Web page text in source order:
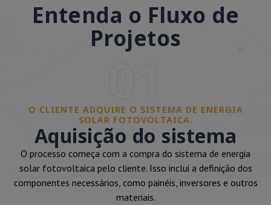
Entenda o Fluxo de
Projetos
O CLIENTE ADQUIRE O SISTEMA DE ENERGIA
SOLAR FOTOVOLTAICA.
Aquisição do sistema
O processo começa com a compra do sistema de energia
solar fotovoltaica pelo cliente. Isso inclui a definição dos
componentes necessários, como painéis, inversores e outros
materiais.